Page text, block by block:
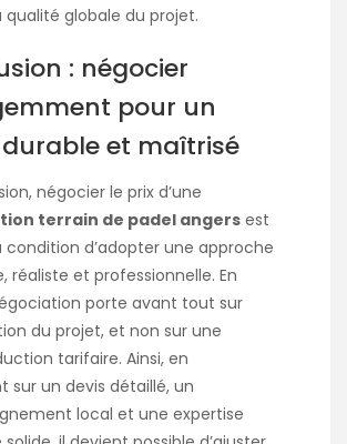
qualité globale du projet.
: négocier
pour un
et maîtrisé
négocier le prix d’une
terrain de padel angers est
condition d’adopter une approche
réaliste et professionnelle. En
porte avant tout sur
du projet, et non sur une
tarifaire. Ainsi, en
sur un devis détaillé, un
local et une expertise